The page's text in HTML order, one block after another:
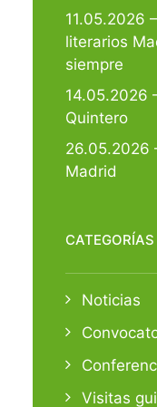
11.05.2026
literarios
siempre
14.05.2026
Quintero
26.05.2026
Madrid
CATEGORÍAS
Noticias
Visitas